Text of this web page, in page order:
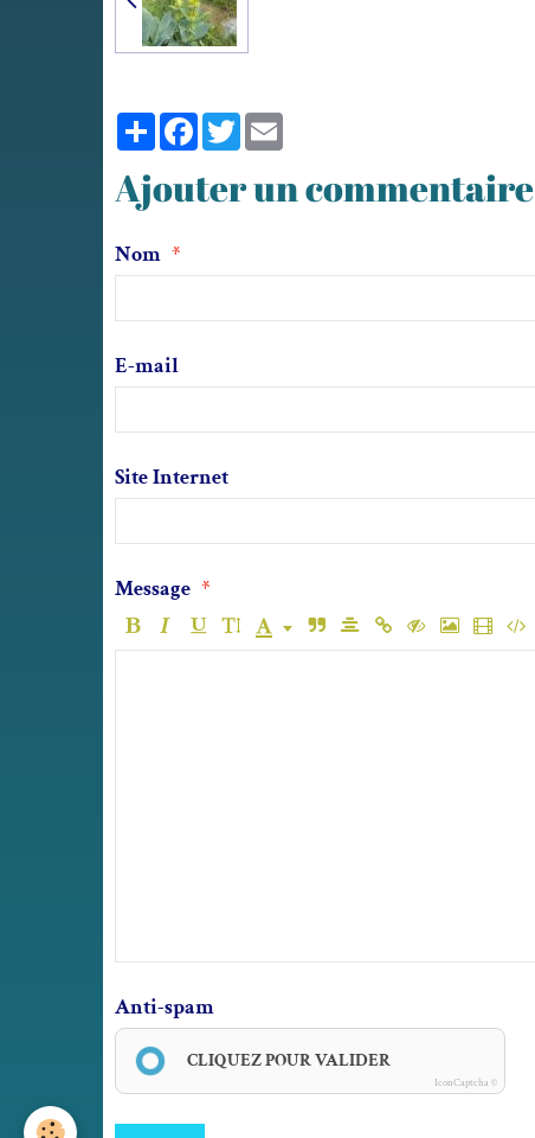
PartagerFacebook
Twitter
Ajouter un commentaire
Nom
E-mail
Site Internet
Message
Anti-spam
CLIQUEZ POUR VALIDER
IconCaptcha ©